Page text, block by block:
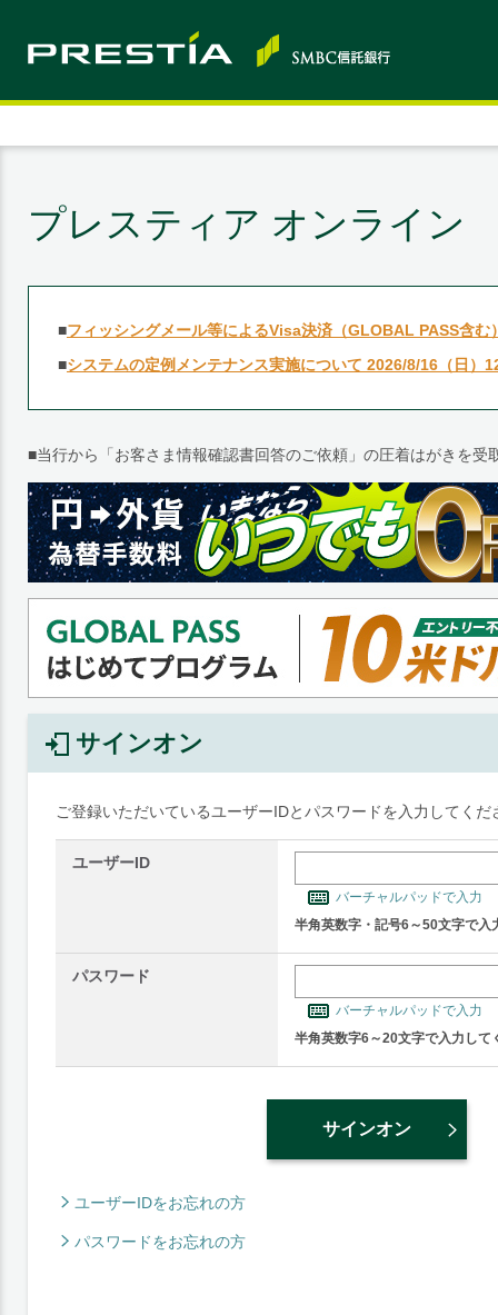
プレスティア オンライン
■フィッシングメール等によるVisa決済（GLOBAL PASS含
■システムの定例メンテナンス実施について 2026/8/16（日）
■当行から「お客さま情報確認書回答のご依頼」の圧着はがきを受
サインオン
ご登録いただいているユーザーIDとパスワードを入力してくだ
ユーザーID
バーチャルパッドで入力
半角英数字・記号6～50文字で入
パスワード
バーチャルパッドで入力
半角英数字6～20文字で入力して
サインオン
ユーザーIDをお忘れの方
パスワードをお忘れの方